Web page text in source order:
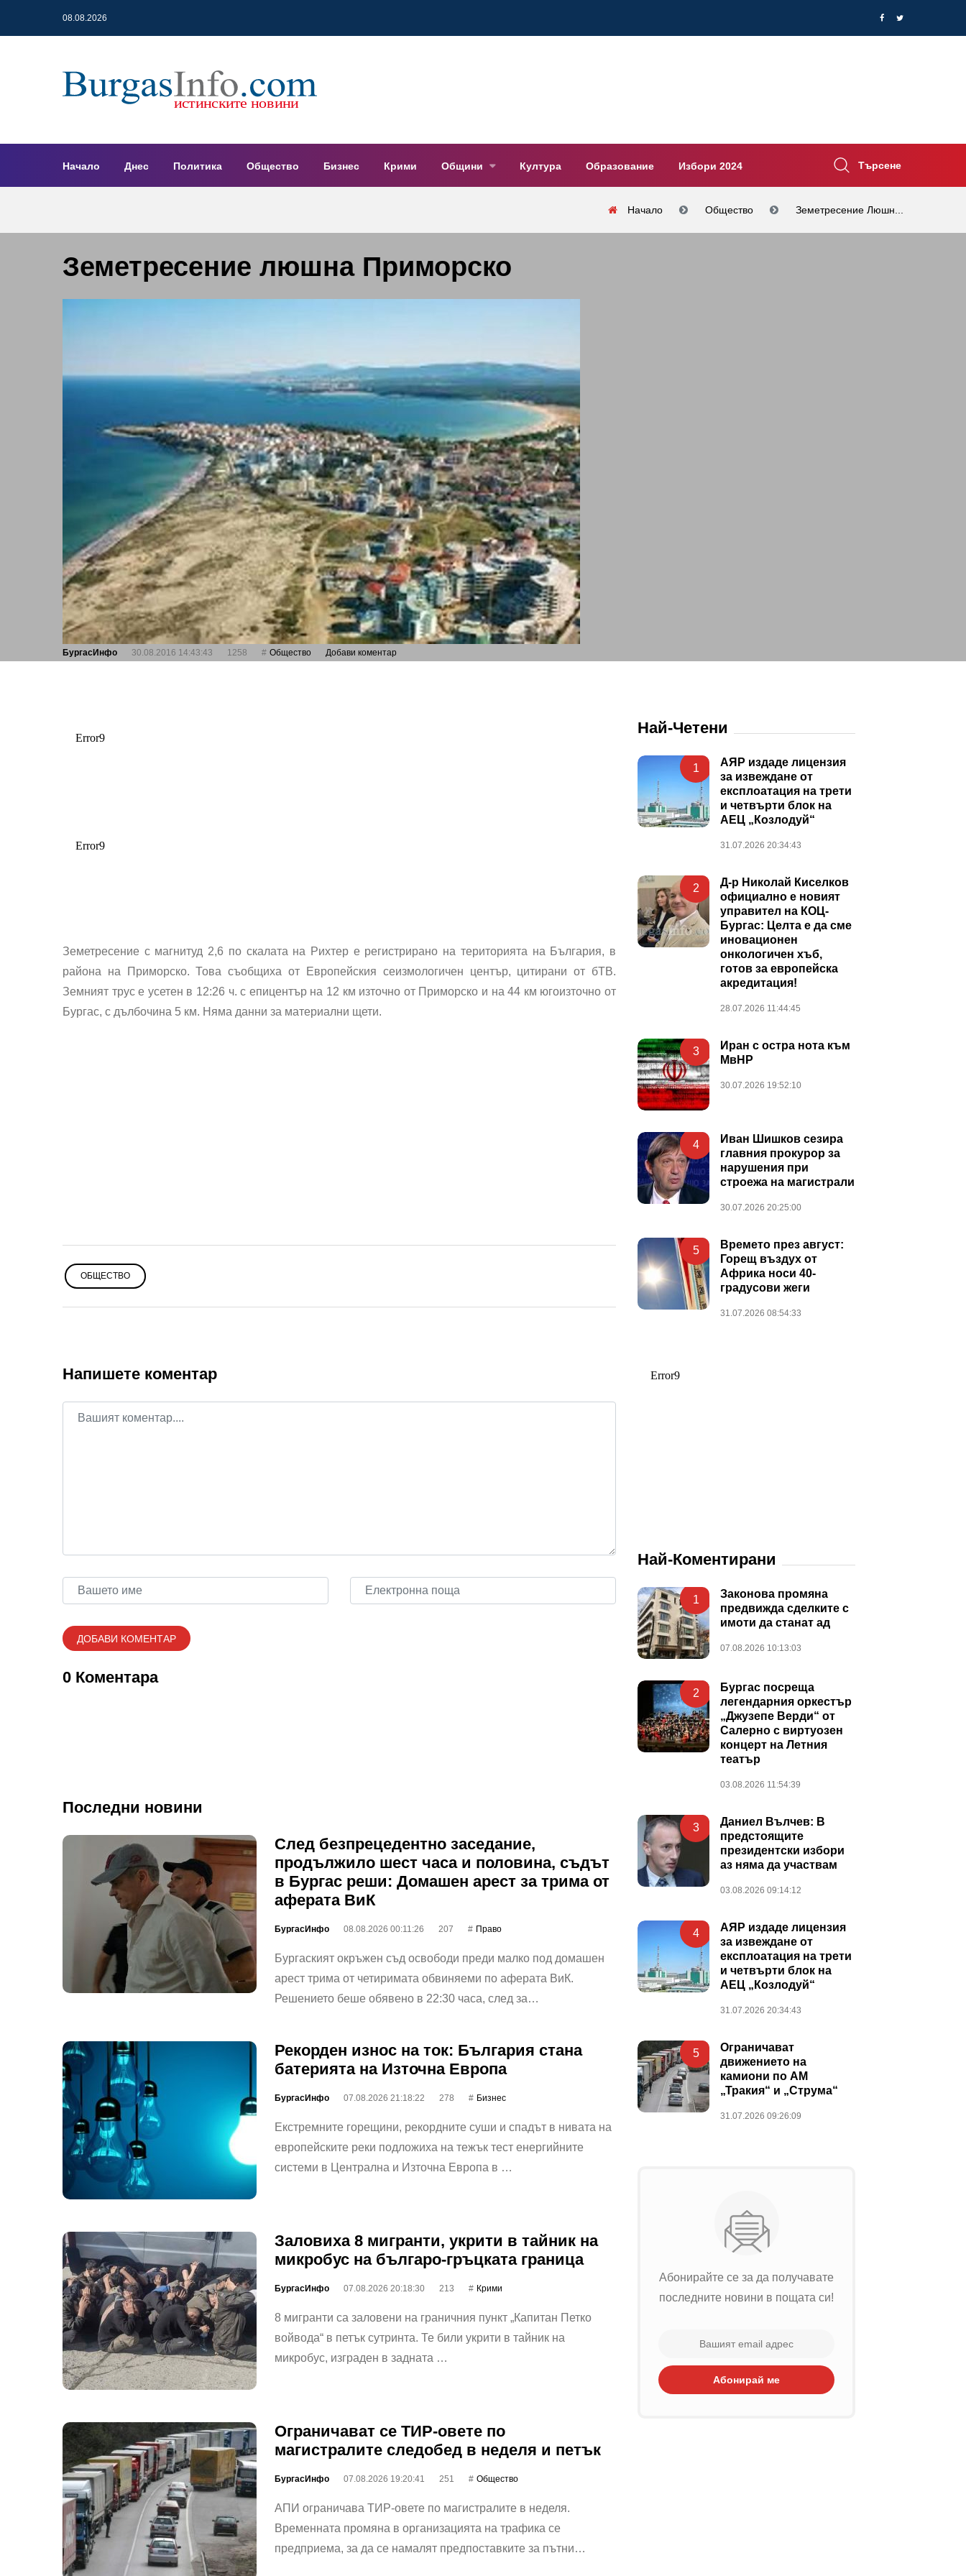
08.08.2026
Начало Днес Политика Общество Бизнес Крими Общини Култура Образование Избори 2024 Търсене
Начало Общество Земетресение Люшн...
Земетресение люшна Приморско
БургасИнфо 30.08.2016 14:43:43 1258 Общество Добави коментар
Земетресение с магнитуд 2,6 по скалата на Рихтер е регистрирано на територията на България, в
района на Приморско. Това съобщиха от Европейския сеизмологичен център, цитирани от бТВ.
Земният трус е усетен в 12:26 ч. с епицентър на 12 км източно от Приморско и на 44 км югоизточно от
Бургас, с дълбочина 5 км. Няма данни за материални щети.
ОБЩЕСТВО
Напишете коментар
0 Коментара
Последни новини
След безпрецедентно заседание,
продължило шест часа и половина, съдът
в Бургас реши: Домашен арест за трима от
аферата ВиК
БургасИнфо 08.08.2026 00:11:26 207 Право
Бургаският окръжен съд освободи преди малко под домашен
арест трима от четиримата обвиняеми по аферата ВиК.
Решението беше обявено в 22:30 часа, след за…
Рекорден износ на ток: България стана
батерията на Източна Европа
БургасИнфо 07.08.2026 21:18:22 278 Бизнес
Екстремните горещини, рекордните суши и спадът в нивата на
европейските реки подложиха на тежък тест енергийните
системи в Централна и Източна Европа в …
Заловиха 8 мигранти, укрити в тайник на
микробус на българо-гръцката граница
БургасИнфо 07.08.2026 20:18:30 213 Крими
8 мигранти са заловени на граничния пункт „Капитан Петко
войвода“ в петък сутринта. Те били укрити в тайник на
микробус, изграден в задната …
Ограничават се ТИР-овете по
магистралите следобед в неделя и петък
БургасИнфо 07.08.2026 19:20:41 251 Общество
АПИ ограничава ТИР-овете по магистралите в неделя.
Временната промяна в организацията на трафика се
предприема, за да се намалят предпоставките за пътни…
Най-Четени
1
АЯР издаде лицензия
за извеждане от
експлоатация на трети
и четвърти блок на
АЕЦ „Козлодуй“
31.07.2026 20:34:43
2
Д-р Николай Киселков
официално е новият
управител на КОЦ-
Бургас: Целта е да сме
иновационен
онкологичен хъб,
готов за европейска
акредитация!
28.07.2026 11:44:45
3
Иран с остра нота към
МвНР
30.07.2026 19:52:10
4
Иван Шишков сезира
главния прокурор за
нарушения при
строежа на магистрали
30.07.2026 20:25:00
5
Времето през август:
Горещ въздух от
Африка носи 40-
градусови жеги
31.07.2026 08:54:33
Най-Коментирани
1
Законова промяна
предвижда сделките с
имоти да станат ад
07.08.2026 10:13:03
2
Бургас посреща
легендарния оркестър
„Джузепе Верди“ от
Салерно с виртуозен
концерт на Летния
театър
03.08.2026 11:54:39
3
Даниел Вълчев: В
предстоящите
президентски избори
аз няма да участвам
03.08.2026 09:14:12
4
АЯР издаде лицензия
за извеждане от
експлоатация на трети
и четвърти блок на
АЕЦ „Козлодуй“
31.07.2026 20:34:43
5
Ограничават
движението на
камиони по АМ
„Тракия“ и „Струма“
31.07.2026 09:26:09
Абонирайте се за да получавате
последните новини в пощата си!
Абонирай ме